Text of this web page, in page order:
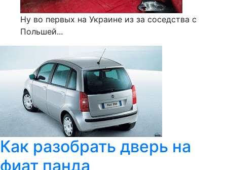
Ну во первых на Украине из за соседства с
Польшей...
Как разобрать дверь на
фиат панда